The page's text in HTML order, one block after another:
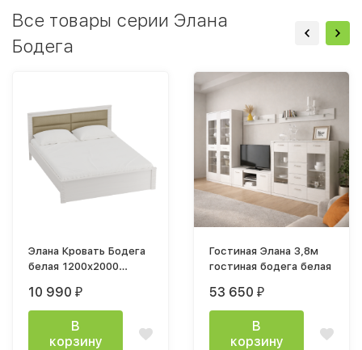
Все товары серии Элана
Бодега
Элана Кровать Бодега
белая 1200x2000
10 990 ₽
В
корзину
Гостиная Элана 3,8м
гостиная бодега белая
53 650 ₽
В
корзину